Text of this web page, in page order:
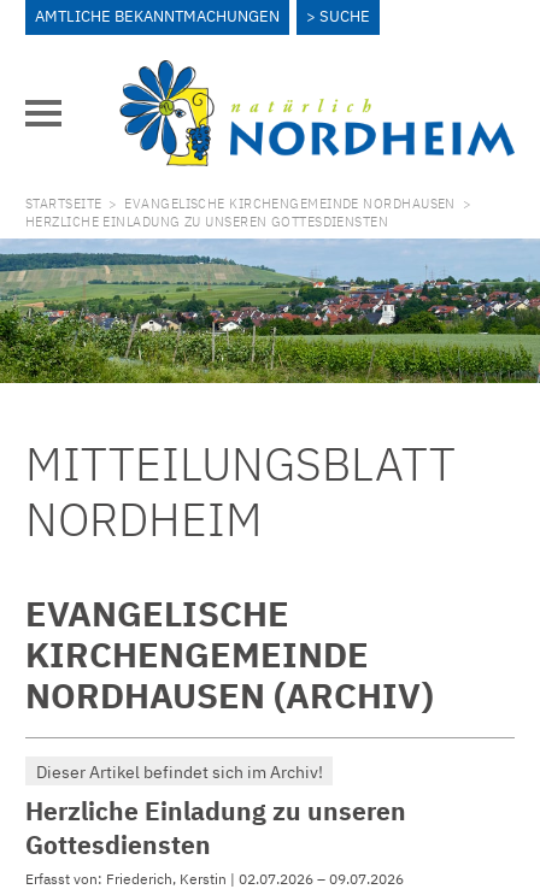
AMTLICHE BEKANNTMACHUNGEN SUCHE
STARTSEITE > EVANGELISCHE KIRCHENGEMEINDE NORDHAUSEN
>
HERZLICHE EINLADUNG ZU UNSEREN GOTTESDIENSTEN
MITTEILUNGSBLATT
NORDHEIM
EVANGELISCHE
KIRCHENGEMEINDE
NORDHAUSEN (ARCHIV)
Dieser Artikel befindet sich im Archiv!
Herzliche Einladung zu unseren
Gottesdiensten
Erfasst von: Friederich, Kerstin | 02.07.2026 – 09.07.2026